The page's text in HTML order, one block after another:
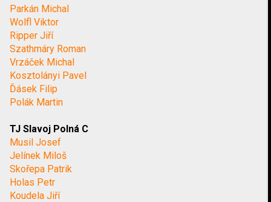
Parkán Michal
Wolfl Viktor
Ripper Jiří
Szathmáry Roman
Vrzáček Michal
Kosztolányi Pavel
Ďásek Filip
Polák Martin
TJ Slavoj Polná C
Musil Josef
Jelínek Miloš
Skořepa Patrik
Holas Petr
Koudela Jiří